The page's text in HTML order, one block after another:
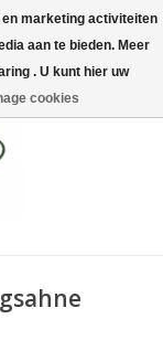
marketing activiteiten
aan te bieden. Meer
. U kunt hier uw
cookies